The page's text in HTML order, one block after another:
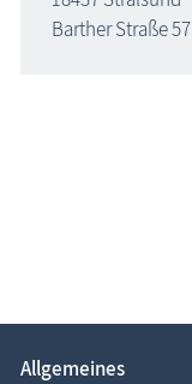
Barther Straße 57
Allgemeines